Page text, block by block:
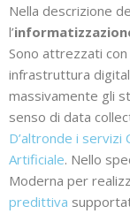
Nella descrizione
l’
Sono attrezzati
infrastruttura
massivamente gli
senso di data
D’altronde i servizi
Artificiale. Nello
Moderna per
predittiva